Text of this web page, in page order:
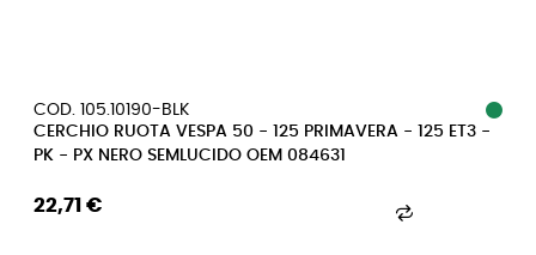
COD. 105.10190-BLK
CERCHIO RUOTA VESPA 50 - 125 PRIMAVERA - 125 ET3 -
PK - PX NERO SEMLUCIDO OEM 084631
22,71 €